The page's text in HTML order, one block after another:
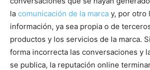
la comunicación de la marca y, por otro
información, ya sea propia o de
productos y los servicios de la marca.
forma incorrecta las conversaciones y
se publica, la reputación online